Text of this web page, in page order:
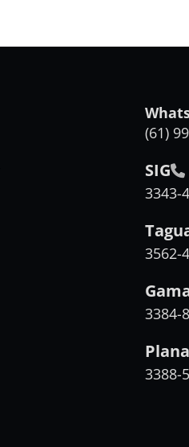
(61)
SIG
3343-
3562-
3384-
3388-